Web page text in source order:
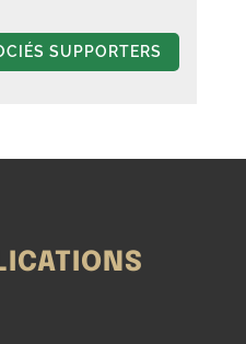
SUPPORTERS